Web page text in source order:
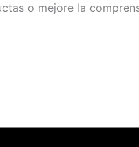
o mejore la